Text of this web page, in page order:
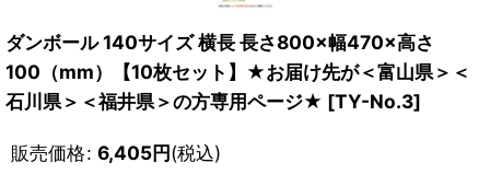
ダンボール 140サイズ 横長 長さ800×幅470×高さ
100（mm）【10枚セット】★お届け先が＜富山県＞＜
石川県＞＜福井県＞の方専用ページ★ [TY-No.3]
販売価格: 6,405円(税込)